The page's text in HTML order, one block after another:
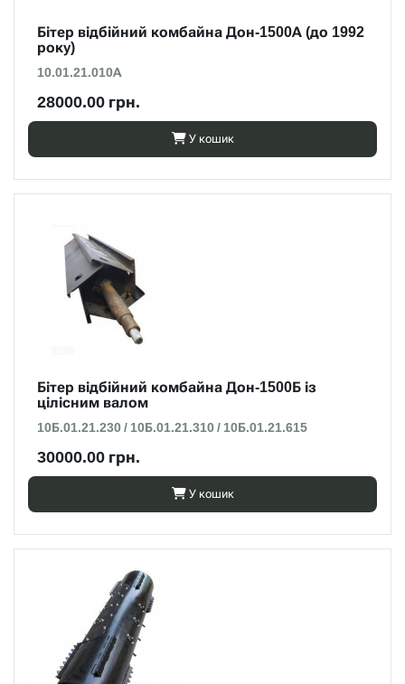
Бітер відбійний комбайна Дон-1500А (до 1992
року)
10.01.21.010А
28000.00 грн.
У кошик
Бітер відбійний комбайна Дон-1500Б із
цілісним валом
10Б.01.21.230 / 10Б.01.21.310 / 10Б.01.21.615
30000.00 грн.
У кошик